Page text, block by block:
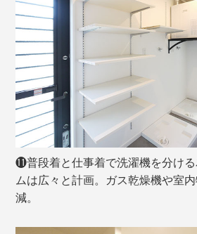
⓫普段着と仕事着で洗濯機を分け
ムは広々と計画。ガス乾燥機や室
減。